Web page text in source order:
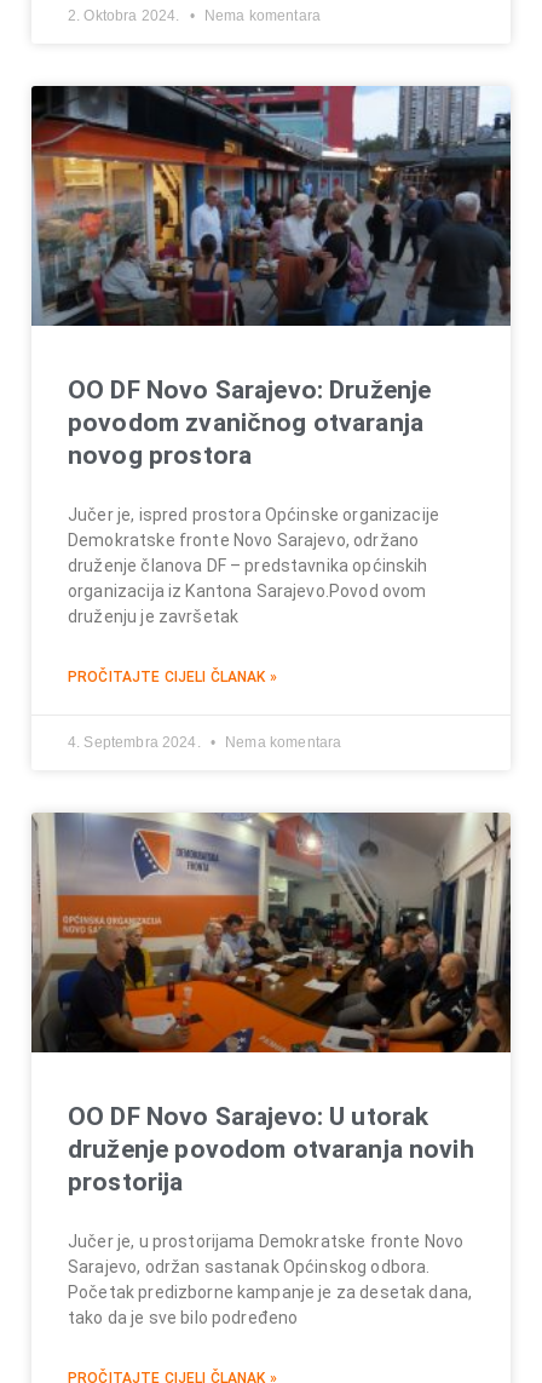
2. Oktobra 2024. Nema komentara
OO DF Novo Sarajevo: Druženje
povodom zvaničnog otvaranja
novog prostora
Jučer je, ispred prostora Općinske organizacije
Demokratske fronte Novo Sarajevo, održano
druženje članova DF – predstavnika općinskih
organizacija iz Kantona Sarajevo.Povod ovom
druženju je završetak
PROČITAJTE CIJELI ČLANAK »
4. Septembra 2024. Nema komentara
OO DF Novo Sarajevo: U utorak
druženje povodom otvaranja novih
prostorija
Jučer je, u prostorijama Demokratske fronte Novo
Sarajevo, održan sastanak Općinskog odbora.
Početak predizborne kampanje je za desetak dana,
tako da je sve bilo podređeno
PROČITAJTE CIJELI ČLANAK »